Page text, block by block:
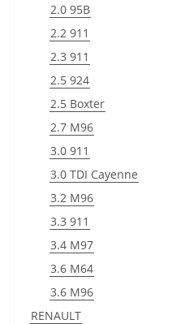
2.0 95B
2.2 911
2.3 911
2.5 924
2.5 Boxter
2.7 M96
3.0 911
3.0 TDI Cayenne
3.2 M96
3.3 911
3.4 M97
3.6 M64
3.6 M96
RENAULT